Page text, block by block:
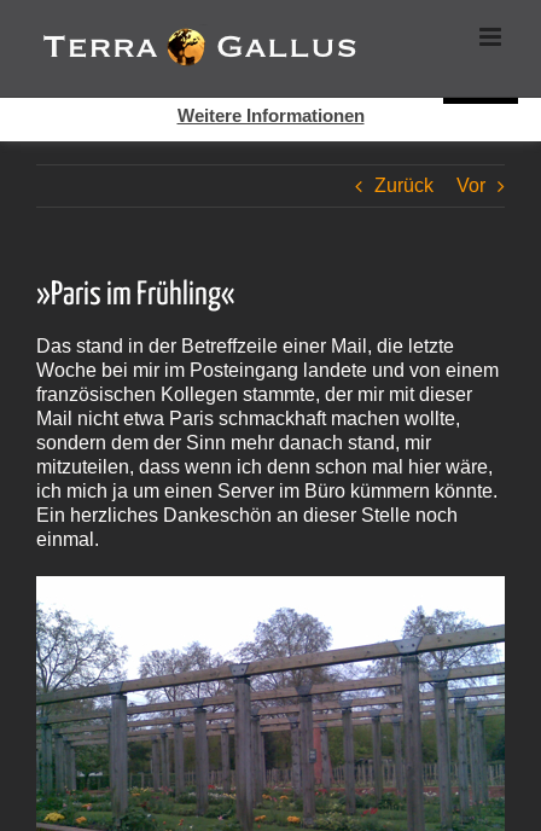
Inhalt
springen
Zurück Vor
»Paris im Frühling«
Das stand in der Betreffzeile einer Mail, die letzte
Woche bei mir im Posteingang landete und von einem
französischen Kollegen stammte, der mir mit dieser
Mail nicht etwa Paris schmackhaft machen wollte,
sondern dem der Sinn mehr danach stand, mir
mitzuteilen, dass wenn ich denn schon mal hier wäre,
ich mich ja um einen Server im Büro kümmern könnte.
Ein herzliches Dankeschön an dieser Stelle noch
einmal.
Cookies helfen auf auf dieser Seite bei der Bereitstellung der
Dienste. Durch die Nutzung dieser Webseite erklären Sie sich
Weitere Informationen